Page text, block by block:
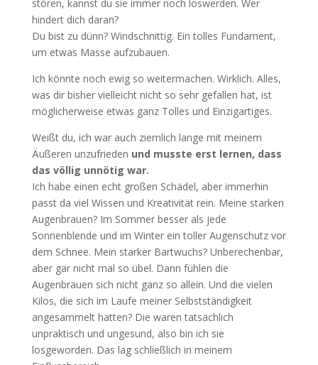
stören, kannst du sie immer noch loswerden. Wer
hindert dich daran?
Du bist zu dünn? Windschnittig. Ein tolles Fundament,
um etwas Masse aufzubauen.
Ich könnte noch ewig so weitermachen. Wirklich. Alles,
was dir bisher vielleicht nicht so sehr gefallen hat, ist
möglicherweise etwas ganz Tolles und Einzigartiges.
Weißt du, ich war auch ziemlich lange mit meinem
Äußeren unzufrieden und musste erst lernen, dass
das völlig unnötig war.
Ich habe einen echt großen Schädel, aber immerhin
passt da viel Wissen und Kreativität rein. Meine starken
Augenbrauen? Im Sommer besser als jede
Sonnenblende und im Winter ein toller Augenschutz vor
dem Schnee. Mein starker Bartwuchs? Unberechenbar,
aber gar nicht mal so übel. Dann fühlen die
Augenbrauen sich nicht ganz so allein. Und die vielen
Kilos, die sich im Laufe meiner Selbstständigkeit
angesammelt hatten? Die waren tatsächlich
unpraktisch und ungesund, also bin ich sie
losgeworden. Das lag schließlich in meinem